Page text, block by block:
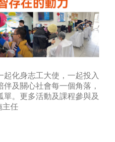
化身志工大使，一起投入
及關心社會每一個角落，
。更多活動及課程參與及
主任